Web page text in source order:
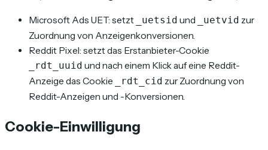
Microsoft Ads UET: setzt _uetsid und _uetvid zur
Zuordnung von Anzeigenkonversionen.
Reddit Pixel: setzt das Erstanbieter-Cookie
_rdt_uuid und nach einem Klick auf eine Reddit-
Anzeige das Cookie
_rdt_cid zur Zuordnung von
Reddit-Anzeigen und -Konversionen.
Cookie-Einwilligung